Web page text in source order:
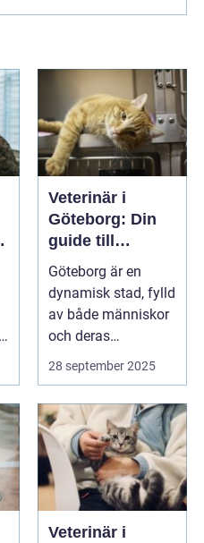
Veterinär i
Göteborg: Din
guide till
djursjukvård
Göteborg är en
dynamisk stad, fylld
av både människor
och deras
djurvänner...
28 september 2025
Veterinär i